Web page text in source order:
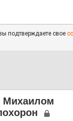
подтверждаете свое
Михаилом